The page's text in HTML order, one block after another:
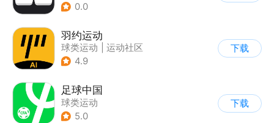
0.0
羽约运动
球类运动
运动社区
4.9
下载
足球中国
球类运动
5.0
下载